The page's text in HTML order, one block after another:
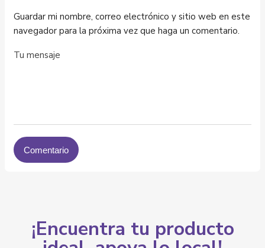
Guardar mi nombre, correo electrónico y sitio web en este
navegador para la próxima vez que haga un comentario.
¡Encuentra tu producto